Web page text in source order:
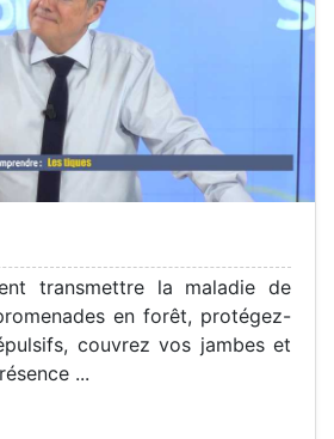
transmettre la maladie de
en forêt, protégez-
couvrez vos jambes et
...